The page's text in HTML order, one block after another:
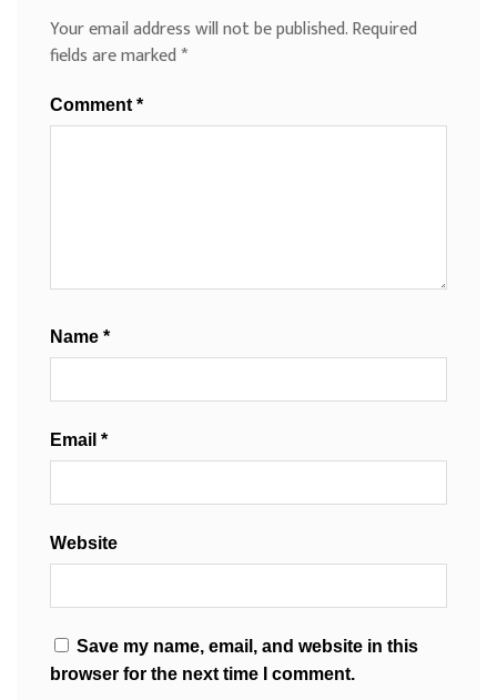
Your email address will not be published.Required
fields are marked*
Comment *
Name *
Email *
Website
Save my name, email, and website in this
browser for the next time I comment.